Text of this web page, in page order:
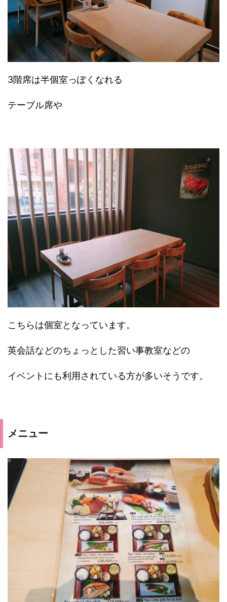
3階席は半個室っぽくなれる
テーブル席や
こちらは個室となっています。
英会話などのちょっとした習い事教室などの
イベントにも利用されている方が多いそうです。
メニュー